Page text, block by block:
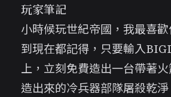
玩家筆記
小時候玩世紀帝國，我最喜歡
到現在都記得，只要輸入
上，立刻免費造出一台帶著
造出來的冷兵器部隊屠殺乾